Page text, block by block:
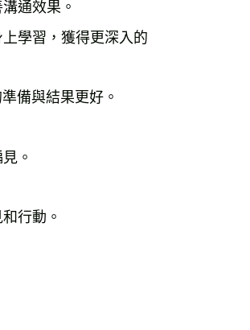
通效果。
學習，獲得更深入的
備與結果更好。
。
行動。